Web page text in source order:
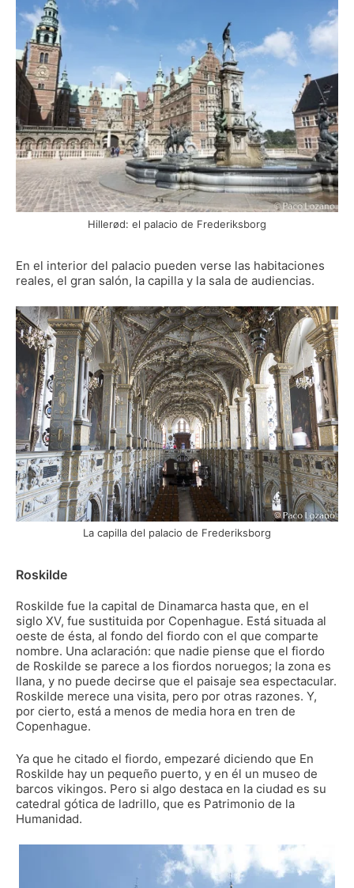
Hillerød: el palacio de Frederiksborg
En el interior del palacio pueden verse las habitaciones
reales, el gran salón, la capilla y la sala de audiencias.
La capilla del palacio de Frederiksborg
Roskilde
Roskilde fue la capital de Dinamarca hasta que, en el
siglo XV, fue sustituida por Copenhague. Está situada al
oeste de ésta, al fondo del fiordo con el que comparte
nombre. Una aclaración: que nadie piense que el fiordo
de Roskilde se parece a los fiordos noruegos; la zona es
llana, y no puede decirse que el paisaje sea espectacular.
Roskilde merece una visita, pero por otras razones. Y,
por cierto, está a menos de media hora en tren de
Copenhague.
Ya que he citado el fiordo, empezaré diciendo que En
Roskilde hay un pequeño puerto, y en él un museo de
barcos vikingos. Pero si algo destaca en la ciudad es su
catedral gótica de ladrillo, que es Patrimonio de la
Humanidad.